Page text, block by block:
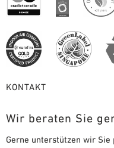
KONTAKT
Wir beraten Sie
Gerne unterstützen wir